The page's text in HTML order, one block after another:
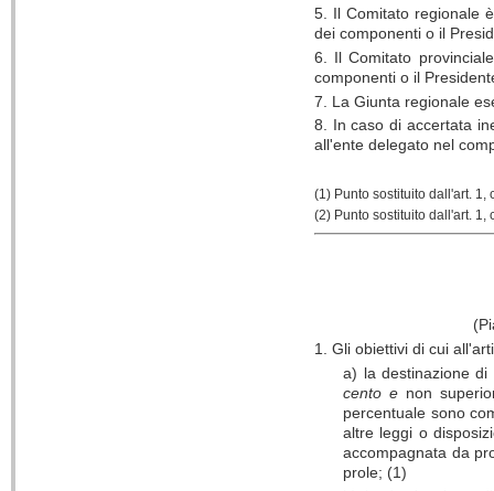
5. Il Comitato regionale
dei componenti o il
6. Il Comitato
componenti o il
7. La Giunta regionale
8. In caso di accertata
all'ente delegato nel
(1) Punto sostituito dall'art. 1,
(2) Punto sostituito dall'art. 1,
1. Gli obiettivi di cui
a) la destinazione
cento e non
percentuale sono
altre leggi o
accompagnata da
prole; (1)